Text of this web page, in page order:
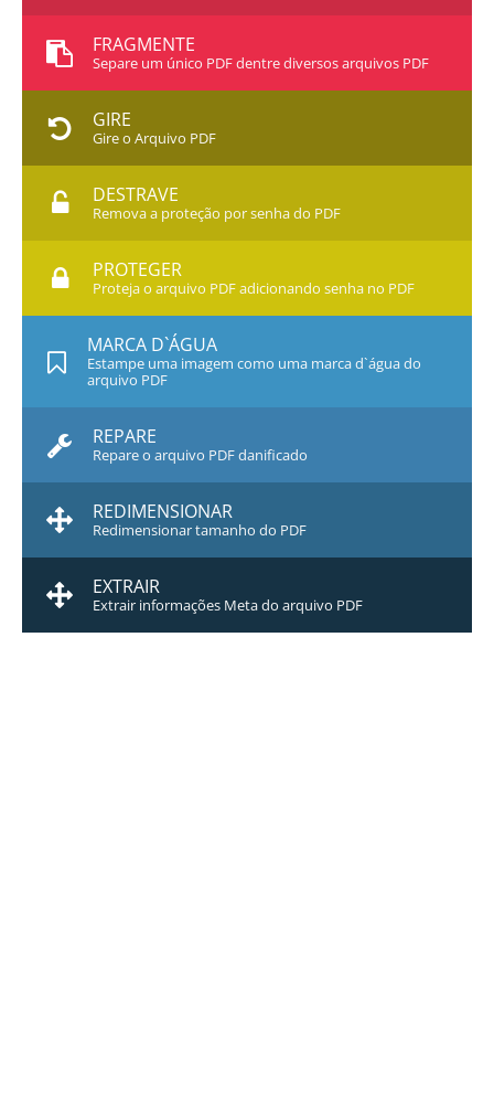
FRAGMENTE
Separe um único PDF dentre diversos arquivos PDF
GIRE
Gire o Arquivo PDF
DESTRAVE
Remova a proteção por senha do PDF
PROTEGER
Proteja o arquivo PDF adicionando senha no PDF
MARCA D`ÁGUA
Estampe uma imagem como uma marca d`água do
arquivo PDF
REPARE
Repare o arquivo PDF danificado
REDIMENSIONAR
Redimensionar tamanho do PDF
EXTRAIR
Extrair informações Meta do arquivo PDF